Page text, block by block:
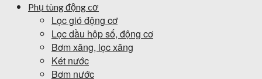
Phụ tùng động cơ
Lọc gió động cơ
Lọc dầu hộp số, động cơ
Bơm xăng, lọc xăng
Két nước
Bơm nước